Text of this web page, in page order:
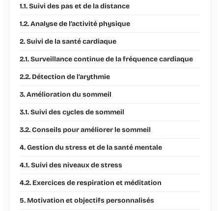
1.1. Suivi des pas et de la distance
1.2. Analyse de l’activité physique
2. Suivi de la santé cardiaque
2.1. Surveillance continue de la fréquence cardiaque
2.2. Détection de l’arythmie
3. Amélioration du sommeil
3.1. Suivi des cycles de sommeil
3.2. Conseils pour améliorer le sommeil
4. Gestion du stress et de la santé mentale
4.1. Suivi des niveaux de stress
4.2. Exercices de respiration et méditation
5. Motivation et objectifs personnalisés